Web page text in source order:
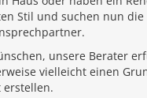
Stil und suchen nun
unsere Berater
vielleicht einen
erstellen.